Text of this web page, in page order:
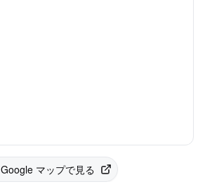
Google マップで見る